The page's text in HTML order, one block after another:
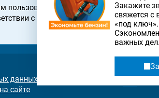
данных на сайте
сайте
пользоваться, вы соглашаетесь на
с
политикой конфиденциальности
Закажите
свяжется с
«под ключ».
важных дел.